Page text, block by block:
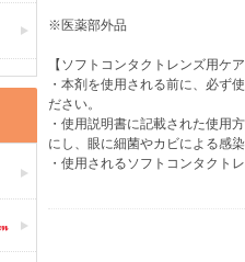
※医薬部外品
【ソフトコンタクトレンズ用ケ
・本剤を使用される前に、必ず
ださい。
・使用説明書に記載された使用
にし、眼に細菌やカビによる感
・使用されるソフトコンタクト